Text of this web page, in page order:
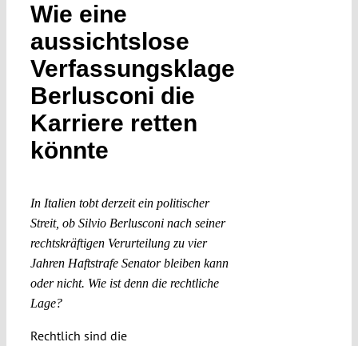
Verfassungs
editorial
About
Submissions
Projects
Wie eine
aussichtslose
Verfassungsklage
Berlusconi die
Karriere retten
könnte
In Italien tobt derzeit ein politischer
Streit, ob Silvio Berlusconi nach seiner
rechtskräftigen Verurteilung zu vier
Jahren Haftstrafe Senator bleiben kann
oder nicht. Wie ist denn die rechtliche
Lage?
Rechtlich sind die